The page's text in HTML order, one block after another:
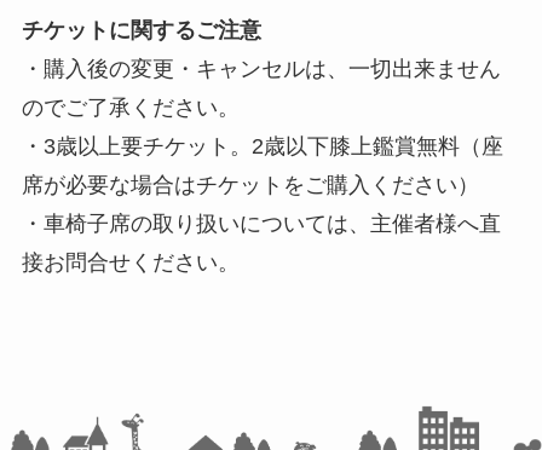
チケットに関するご注意
・購入後の変更・キャンセルは、一切出来ません
のでご了承ください。
・3歳以上要チケット。2歳以下膝上鑑賞無料（座
席が必要な場合はチケットをご購入ください）
・車椅子席の取り扱いについては、主催者様へ直
接お問合せください。